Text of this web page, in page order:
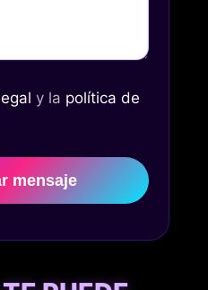
y la política de
mensaje